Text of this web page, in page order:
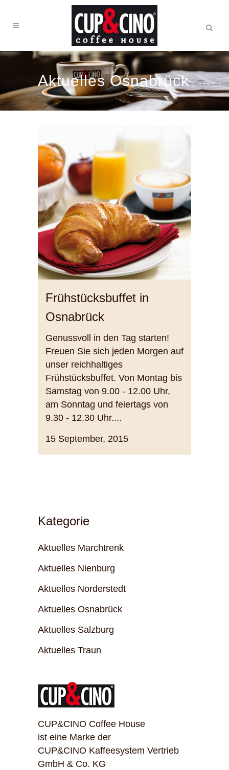
Aktuelles Osnabrück
Frühstücksbuffet in
Osnabrück
Genussvoll in den Tag starten!
Freuen Sie sich jeden Morgen auf
unser reichhaltiges
Frühstücksbuffet. Von Montag bis
Samstag von 9.00 - 12.00 Uhr,
am Sonntag und feiertags von
9.30 - 12.30 Uhr....
15 September, 2015
Kategorie
Aktuelles Marchtrenk
Aktuelles Nienburg
Aktuelles Norderstedt
Aktuelles Osnabrück
Aktuelles Salzburg
Aktuelles Traun
CUP&CINO Coffee House
ist eine Marke der
CUP&CINO Kaffeesystem Vertrieb
GmbH & Co. KG